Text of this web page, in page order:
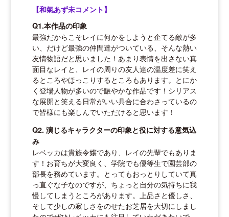
【和氣あず未コメント】
Q1.本作品の印象
最強だからこそレイに何かをしようと企てる敵が多
い、だけど最強の仲間達がついている、そんな熱い
友情物語だと思いました！あまり表情を出さない真
面目なレイと、レイの周りの友人達の温度差に笑え
るところやほっこりするところもあります。とにか
く登場人物が多いので賑やかな作品です！シリアス
な展開と笑える日常がいい具合に合わさっているの
で皆様にも楽しんでいただけると思います！
Q2. 演じるキャラクターの印象と役に対する意気込
み
レベッカは貴族令嬢であり、レイの先輩でもありま
す！お育ちが大変良く、学院でも優等生で園芸部の
部長を務めています。とってもおっとりしていて真
っ直ぐな子なのですが、ちょっと自分の気持ちに我
慢してしまうところがあります。上品さと優しさ、
そして少しの寂しさをのせたお芝居を大切にしまし